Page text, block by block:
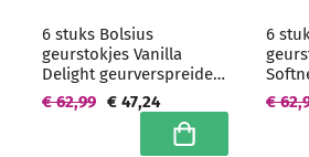
6 stuks Bolsius
geurstokjes Vanilla
Delight geurverspreiders
80 ml - grootverpakking
€ 47,24
€ 62,99
In winkelwagen
6
€